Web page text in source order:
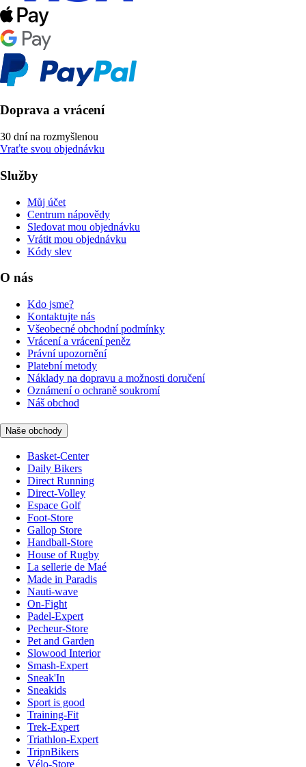
Doprava a vrácení
30 dní na rozmyšlenou
Vraťte svou objednávku
Služby
Můj účet
Centrum nápovědy
Sledovat mou objednávku
Vrátit mou objednávku
Kódy slev
O nás
Kdo jsme?
Kontaktujte nás
Všeobecné obchodní podmínky
Vrácení a vrácení peněz
Právní upozornění
Platební metody
Náklady na dopravu a možnosti doručení
Oznámení o ochraně soukromí
Náš obchod
Naše obchody
Basket-Center
Daily Bikers
Direct Running
Direct-Volley
Espace Golf
Foot-Store
Gallop Store
Handball-Store
House of Rugby
La sellerie de Maé
Made in Paradis
Nauti-wave
On-Fight
Padel-Expert
Pecheur-Store
Pet and Garden
Slowood Interior
Smash-Expert
Sneak'In
Sneakids
Sport is good
Training-Fit
Trek-Expert
Triathlon-Expert
TripnBikers
Vélo-Store